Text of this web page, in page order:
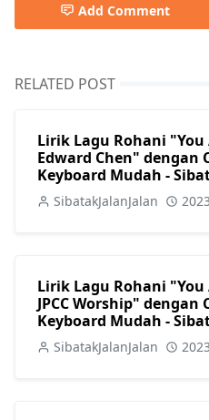
Add Comment
RELATED POST
Lirik Lagu Rohani "You
Edward Chen" dengan
Keyboard Mudah -
SibatakJalanJalan
Lirik Lagu Rohani "You
JPCC Worship" dengan
Keyboard Mudah -
SibatakJalanJalan